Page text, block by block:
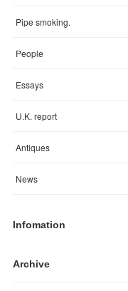
Pipe smoking.
People
Essays
U.K. report
Antiques
News
Infomation
Archive